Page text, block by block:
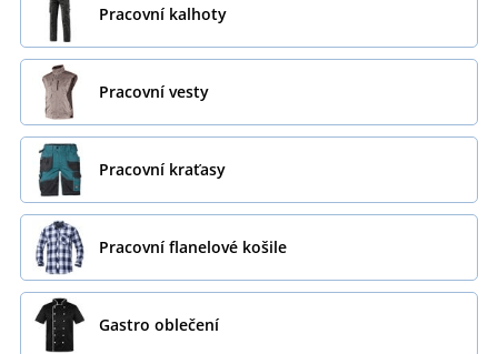
Pracovní kalhoty
Pracovní vesty
Pracovní kraťasy
Pracovní flanelové košile
Gastro oblečení